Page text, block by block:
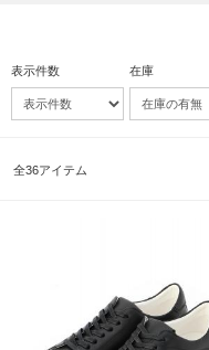
表示件数 在庫
全36アイテム